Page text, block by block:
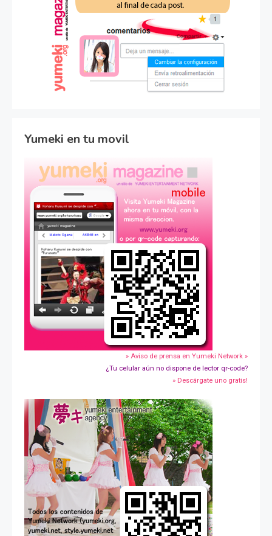
Yumeki en tu movil
» Aviso de prensa en Yumeki Network »
¿Tu celular aún no dispone de lector qr-code?
» Descárgate uno gratis!